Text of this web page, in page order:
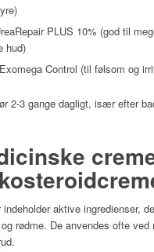
PLUS 10% (god til
hud)
Control (til følsom og
2-3 gange dagligt, især efter
aktive ingredienser,
rødme. De anvendes ofte